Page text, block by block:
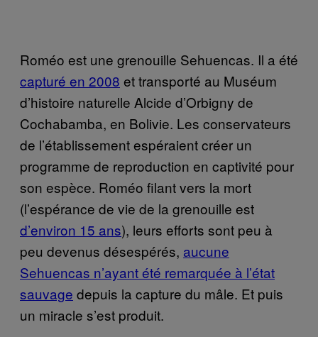
Roméo est une grenouille Sehuencas. Il a été
capturé en 2008 et transporté au Muséum
d’histoire naturelle Alcide d’Orbigny de
Cochabamba, en Bolivie. Les conservateurs
de l’établissement espéraient créer un
programme de reproduction en captivité pour
son espèce. Roméo filant vers la mort
(l’espérance de vie de la grenouille est
d’environ 15 ans), leurs efforts sont peu à
peu devenus désespérés, aucune
Sehuencas n’ayant été remarquée à l’état
sauvage depuis la capture du mâle. Et puis
un miracle s’est produit.